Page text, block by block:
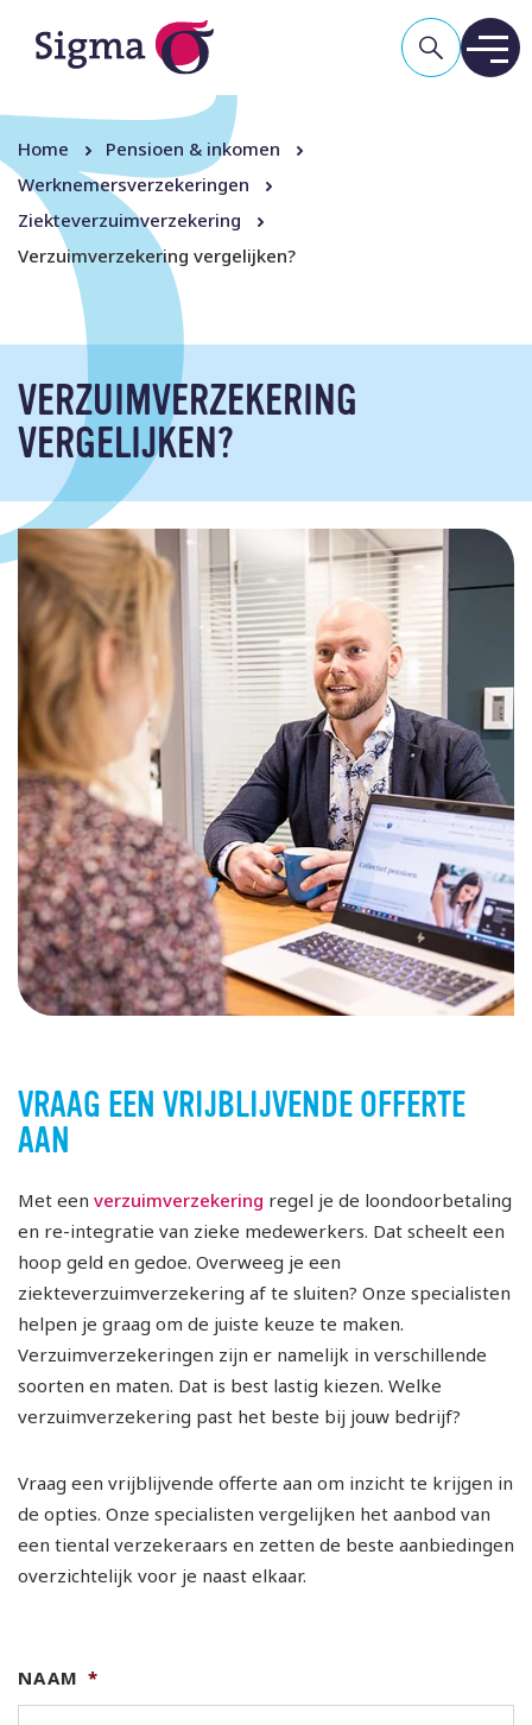
Home
Pensioen & inkomen
Werknemers­verzekeringen
Ziekteverzuim­­ver­zekering
Verzuim­verzekering vergelijken?
VERZUIM­VERZEKERING
VERGELIJKEN?
VRAAG EEN VRIJBLIJVENDE OFFERTE
AAN
Met een verzuimverzekering regel je de loondoorbetaling
en re-integratie van zieke medewerkers. Dat scheelt een
hoop geld en gedoe. Overweeg je een
ziekteverzuimverzekering af te sluiten? Onze specialisten
helpen je graag om de juiste keuze te maken.
Verzuimverzekeringen zijn er namelijk in verschillende
soorten en maten. Dat is best lastig kiezen. Welke
verzuimverzekering past het beste bij jouw bedrijf?
Vraag een vrijblijvende offerte aan om inzicht te krijgen in
de opties. Onze specialisten vergelijken het aanbod van
een tiental verzekeraars en zetten de beste aanbiedingen
overzichtelijk voor je naast elkaar.
NAAM *